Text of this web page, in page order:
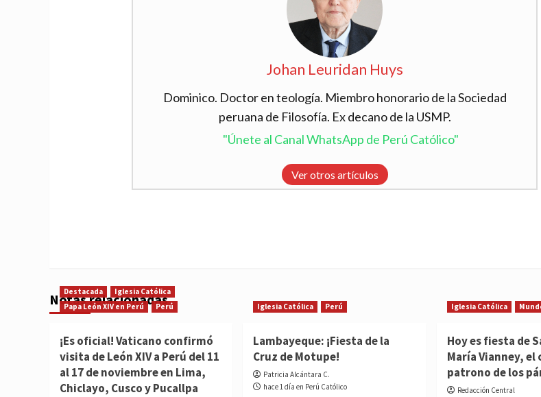
Johan Leuridan Huys
Dominico. Doctor en teología. Miembro honorario de la Sociedad
peruana de Filosofía. Ex decano de la USMP.
"Únete al Canal WhatsApp de Perú Católico"
Ver otros artículos
Notas relacionadas
Destacada
Iglesia Católica
Papa León XIV en Perú
Perú
¡Es oficial! Vaticano confirmó
visita de León XIV a Perú del 11
al 17 de noviembre en Lima,
Chiclayo, Cusco y Pucallpa
Iglesia Católica Perú
Lambayeque: ¡Fiesta de la
Cruz de Motupe!
Patricia Alcántara C.
hace 1 día en Perú Católico
Iglesia Católica
Hoy es fiesta de
María Vianney, el
patrono de los
Redacción Central